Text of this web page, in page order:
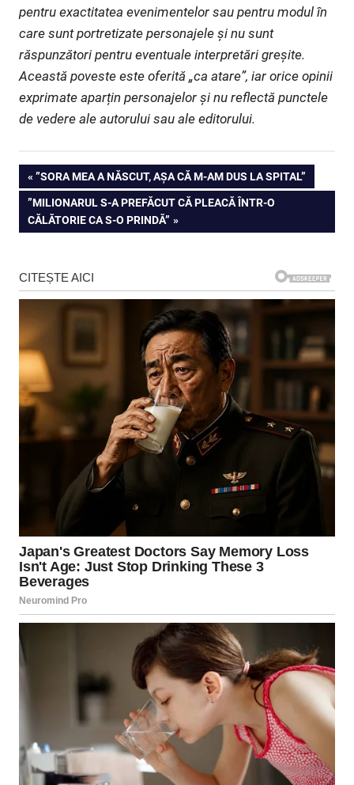
pentru exactitatea evenimentelor sau pentru modul în
care sunt portretizate personajele și nu sunt
răspunzători pentru eventuale interpretări greșite.
Această poveste este oferită „ca atare”, iar orice opinii
exprimate aparțin personajelor și nu reflectă punctele
de vedere ale autorului sau ale editorului.
Navigare
în
articole
PREVIOUS
POST:
”SORA MEA A NĂSCUT, AȘA CĂ M-AM DUS LA SPITAL”
NEXT
POST:
”MILIONARUL S-A PREFĂCUT CĂ PLEACĂ ÎNTR-O
CĂLĂTORIE CA S-O PRINDĂ”